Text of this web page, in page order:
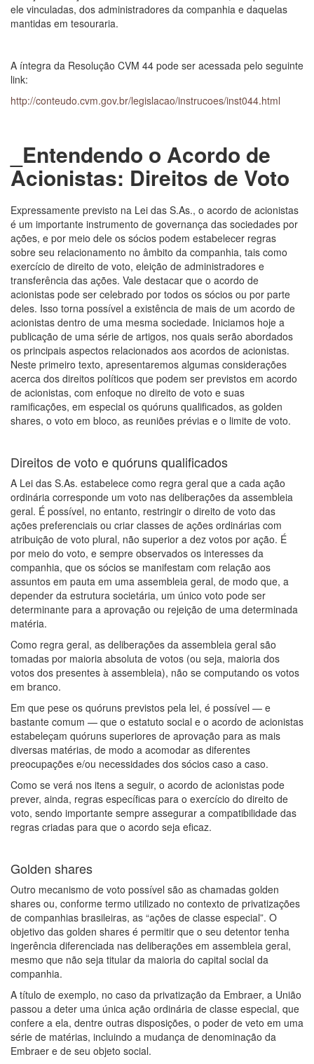
ele vinculadas, dos administradores da companhia e daquelas
mantidas em tesouraria.
A íntegra da Resolução CVM 44 pode ser acessada pelo seguinte
link:
http://conteudo.cvm.gov.br/legislacao/instrucoes/inst044.html
_Entendendo o Acordo de
Acionistas: Direitos de Voto
Expressamente previsto na Lei das S.As., o acordo de acionistas
é um importante instrumento de governança das sociedades por
ações, e por meio dele os sócios podem estabelecer regras
sobre seu relacionamento no âmbito da companhia, tais como
exercício de direito de voto, eleição de administradores e
transferência das ações. Vale destacar que o acordo de
acionistas pode ser celebrado por todos os sócios ou por parte
deles. Isso torna possível a existência de mais de um acordo de
acionistas dentro de uma mesma sociedade. Iniciamos hoje a
publicação de uma série de artigos, nos quais serão abordados
os principais aspectos relacionados aos acordos de acionistas.
Neste primeiro texto, apresentaremos algumas considerações
acerca dos direitos políticos que podem ser previstos em acordo
de acionistas, com enfoque no direito de voto e suas
ramificações, em especial os quóruns qualificados, as golden
shares, o voto em bloco, as reuniões prévias e o limite de voto.
Direitos de voto e quóruns qualificados
A Lei das S.As. estabelece como regra geral que a cada ação
ordinária corresponde um voto nas deliberações da assembleia
geral. É possível, no entanto, restringir o direito de voto das
ações preferenciais ou criar classes de ações ordinárias com
atribuição de voto plural, não superior a dez votos por ação. É
por meio do voto, e sempre observados os interesses da
companhia, que os sócios se manifestam com relação aos
assuntos em pauta em uma assembleia geral, de modo que, a
depender da estrutura societária, um único voto pode ser
determinante para a aprovação ou rejeição de uma determinada
matéria.
Como regra geral, as deliberações da assembleia geral são
tomadas por maioria absoluta de votos (ou seja, maioria dos
votos dos presentes à assembleia), não se computando os votos
em branco.
Em que pese os quóruns previstos pela lei, é possível — e
bastante comum — que o estatuto social e o acordo de acionistas
estabeleçam quóruns superiores de aprovação para as mais
diversas matérias, de modo a acomodar as diferentes
preocupações e/ou necessidades dos sócios caso a caso.
Como se verá nos itens a seguir, o acordo de acionistas pode
prever, ainda, regras específicas para o exercício do direito de
voto, sendo importante sempre assegurar a compatibilidade das
regras criadas para que o acordo seja eficaz.
Golden shares
Outro mecanismo de voto possível são as chamadas golden
shares ou, conforme termo utilizado no contexto de privatizações
de companhias brasileiras, as “ações de classe especial”. O
objetivo das golden shares é permitir que o seu detentor tenha
ingerência diferenciada nas deliberações em assembleia geral,
mesmo que não seja titular da maioria do capital social da
companhia.
A título de exemplo, no caso da privatização da Embraer, a União
passou a deter uma única ação ordinária de classe especial, que
confere a ela, dentre outras disposições, o poder de veto em uma
série de matérias, incluindo a mudança de denominação da
Embraer e de seu objeto social.